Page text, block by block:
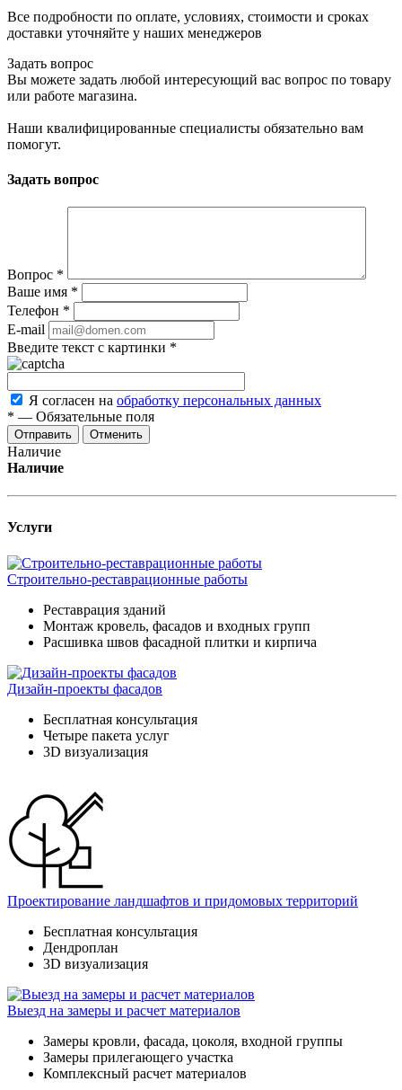
Все подробности по оплате, условиях, стоимости и сроках
доставки уточняйте у наших менеджеров
Задать вопрос
Вы можете задать любой интересующий вас вопрос по товару
или работе магазина.
Наши квалифицированные специалисты обязательно вам
помогут.
Задать вопрос
Вопрос *
Ваше имя *
Телефон *
E-mail
Введите текст с картинки *
Я согласен на обработку персональных данных
* — Обязательные поля
Отменить
Наличие
Наличие
Услуги
Строительно-реставрационные работы
Реставрация зданий
Монтаж кровель, фасадов и входных групп
Расшивка швов фасадной плитки и кирпича
Дизайн-проекты фасадов
Бесплатная консультация
Четыре пакета услуг
3D визуализация
Проектирование ландшафтов и придомовых территорий
Бесплатная консультация
Дендроплан
3D визуализация
Выезд на замеры и расчет материалов
Замеры кровли, фасада, цоколя, входной группы
Замеры прилегающего участка
Комплексный расчет материалов